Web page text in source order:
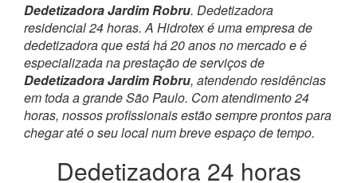
Dedetizadora Jardim Robru. Dedetizadora
residencial 24 horas. A Hidrotex é uma empresa de
dedetizadora que está há 20 anos no mercado e é
especializada na prestação de serviços de
Dedetizadora Jardim Robru, atendendo residências
em toda a grande São Paulo. Com atendimento 24
horas, nossos profissionais estão sempre prontos para
chegar até o seu local num breve espaço de tempo.
Dedetizadora 24 horas